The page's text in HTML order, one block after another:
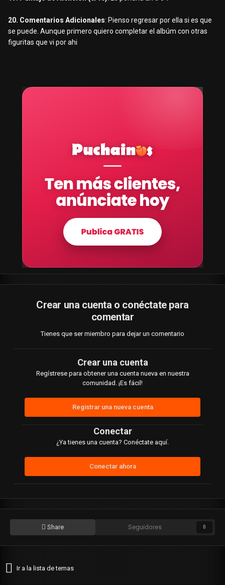
20. Comentarios Adicionales: Pienso regresar por ella si es que
se puede. Aunque primero quiero completar el albúm con otras
figuritas que vi por ahi
Crear una cuenta o conéctate para
comentar
Tienes que ser miembro para dejar un comentario
Crear una cuenta
Regístrese para obtener una cuenta nueva en nuestra
comunidad. ¡Es fácil!
Registrar una nueva cuenta
Conectar
¿Ya tienes una cuenta? Conéctate aquí.
Conectar ahora
Share Seguidores 0
Ir a la lista de temas